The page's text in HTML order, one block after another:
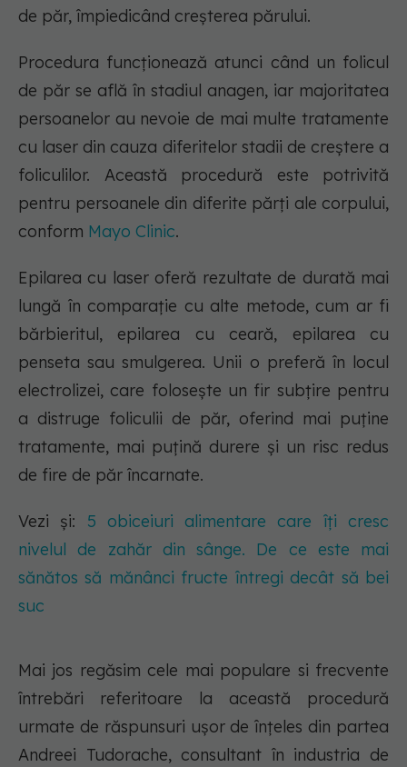
de păr, împiedicând creșterea părului.
Procedura funcționează atunci când un folicul
de păr se află în stadiul anagen, iar majoritatea
persoanelor au nevoie de mai multe tratamente
cu laser din cauza diferitelor stadii de creștere a
foliculilor. Această procedură este potrivită
pentru persoanele din diferite părți ale corpului,
conform Mayo Clinic.
Epilarea cu laser oferă rezultate de durată mai
lungă în comparație cu alte metode, cum ar fi
bărbieritul, epilarea cu ceară, epilarea cu
penseta sau smulgerea. Unii o preferă în locul
electrolizei, care folosește un fir subțire pentru
a distruge foliculii de păr, oferind mai puține
tratamente, mai puțină durere și un risc redus
de fire de păr încarnate.
Vezi și: 5 obiceiuri alimentare care îți cresc
nivelul de zahăr din sânge. De ce este mai
sănătos să mănânci fructe întregi decât să bei
suc
Mai jos regăsim cele mai populare si frecvente
întrebări referitoare la această procedură
urmate de răspunsuri ușor de înțeles din partea
Andreei Tudorache, consultant în industria de